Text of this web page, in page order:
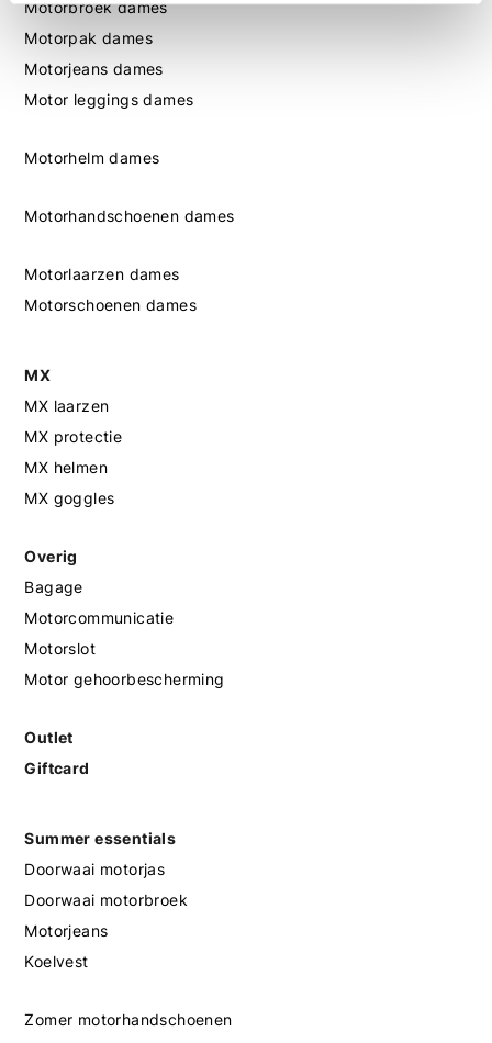
Motorbroek dames
Motorpak dames
Motorjeans dames
Motor leggings dames
Motorhelm dames
Motorhandschoenen dames
Motorlaarzen dames
Motorschoenen dames
MX
MX laarzen
MX protectie
MX helmen
MX goggles
Overig
Bagage
Motorcommunicatie
Motorslot
Motor gehoorbescherming
Outlet
Giftcard
Summer essentials
Doorwaai motorjas
Doorwaai motorbroek
Motorjeans
Koelvest
Zomer motorhandschoenen